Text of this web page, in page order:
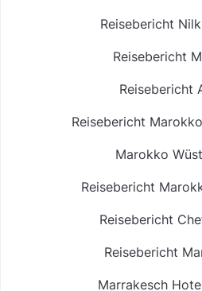
Reisebericht
Reisebericht
Reisebericht
Reisebericht
Marokko
Reisebericht
Reisebericht
Reisebericht
Marrakesch